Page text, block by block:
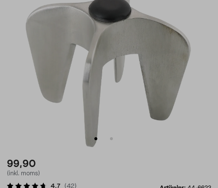
99,90
(inkl. moms)
4.7 (42)